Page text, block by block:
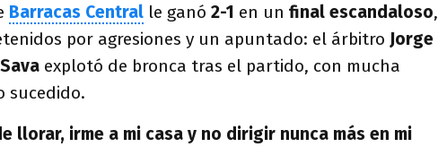
Barracas Central le ganó 2-1 en un final escandaloso,
por agresiones y un apuntado: el árbitro Jorge
explotó de bronca tras el partido, con mucha
sucedido.
llorar, irme a mi casa y no dirigir nunca más en mi